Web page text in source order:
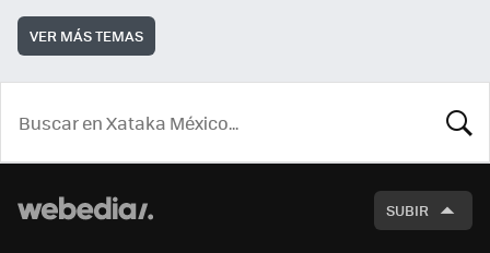
VER MÁS TEMAS
SUBIR